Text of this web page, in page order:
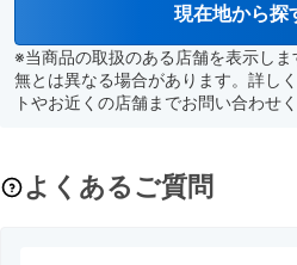
現在地から探
※当商品の取扱のある店舗を表示し
無とは異なる場合があります。詳し
トやお近くの店舗までお問い合わせく
よくあるご質問